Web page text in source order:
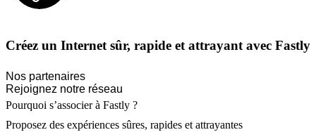
Créez un Internet sûr, rapide et attrayant avec Fastly
Nos partenaires
Rejoignez notre réseau
Pourquoi s’associer à Fastly ?
Proposez des expériences sûres, rapides et attrayantes